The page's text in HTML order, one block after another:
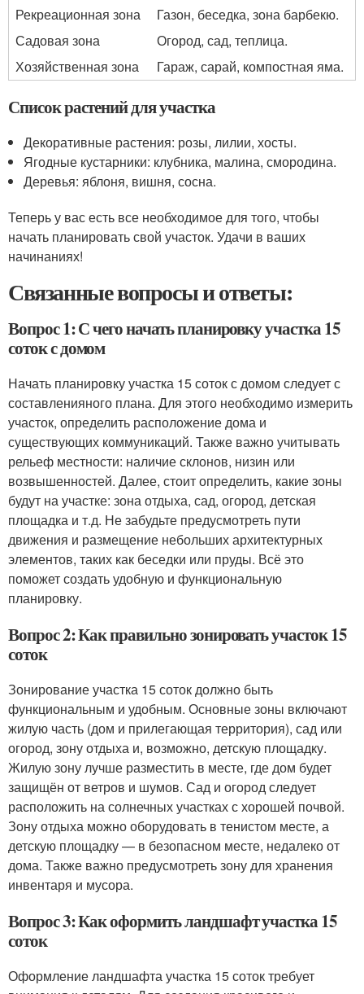
Рекреационная зона
Газон, беседка, зона барбекю.
Садовая зона
Огород, сад, теплица.
Хозяйственная зона
Гараж, сарай, компостная яма.
Список растений для участка
Декоративные растения: розы, лилии, хосты.
Ягодные кустарники: клубника, малина, смородина.
Деревья: яблоня, вишня, сосна.
Теперь у вас есть все необходимое для того, чтобы
начать планировать свой участок. Удачи в ваших
начинаниях!
Связанные вопросы и ответы:
Вопрос 1: С чего начать планировку участка 15
соток с домом
Начать планировку участка 15 соток с домом следует с
составленияного плана. Для этого необходимо измерить
участок, определить расположение дома и
существующих коммуникаций. Также важно учитывать
рельеф местности: наличие склонов, низин или
возвышенностей. Далее, стоит определить, какие зоны
будут на участке: зона отдыха, сад, огород, детская
площадка и т.д. Не забудьте предусмотреть пути
движения и размещение небольших архитектурных
элементов, таких как беседки или пруды. Всё это
поможет создать удобную и функциональную
планировку.
Вопрос 2: Как правильно зонировать участок 15
соток
Зонирование участка 15 соток должно быть
функциональным и удобным. Основные зоны включают
жилую часть (дом и прилегающая территория), сад или
огород, зону отдыха и, возможно, детскую площадку.
Жилую зону лучше разместить в месте, где дом будет
защищён от ветров и шумов. Сад и огород следует
расположить на солнечных участках с хорошей почвой.
Зону отдыха можно оборудовать в тенистом месте, а
детскую площадку — в безопасном месте, недалеко от
дома. Также важно предусмотреть зону для хранения
инвентаря и мусора.
Вопрос 3: Как оформить ландшафт участка 15
соток
Оформление ландшафта участка 15 соток требует